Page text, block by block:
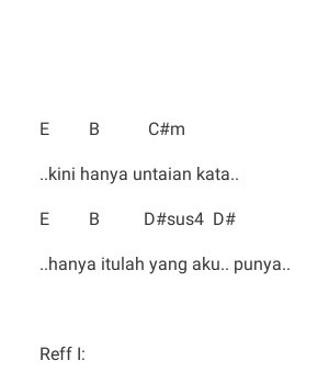
E B C#m
..kini hanya untaian kata..
E B D#sus4 D#
..hanya itulah yang aku.. punya..
Reff I: